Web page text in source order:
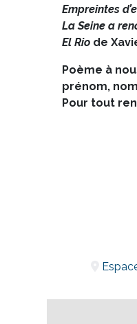
Empreintes
La Seine a
El Riode
Poème à
prénom,
Pour tout